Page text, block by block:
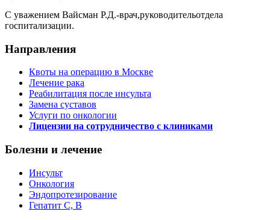
С уважением Вайсман Р.Д.-врач,руководительотдела
госпитализации.
Направления
Квоты на операцию в Москве
Лечение рака
Реабилитация после инсульта
Замена суставов
Услуги по онкологии
Лицензии на сотрудничество с клиниками
Болезни и лечение
Инсульт
Онкология
Эндопротезирование
Гепатит C, B